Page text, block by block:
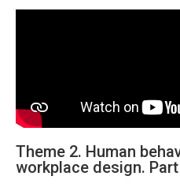
Theme 2. Human
workplace design. Part